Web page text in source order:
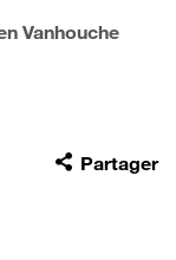
Vanhouche
Partager